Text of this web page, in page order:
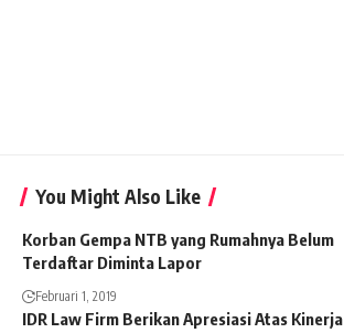
You Might Also Like
Korban Gempa NTB yang Rumahnya Belum
Terdaftar Diminta Lapor
Februari 1, 2019
IDR Law Firm Berikan Apresiasi Atas Kinerja